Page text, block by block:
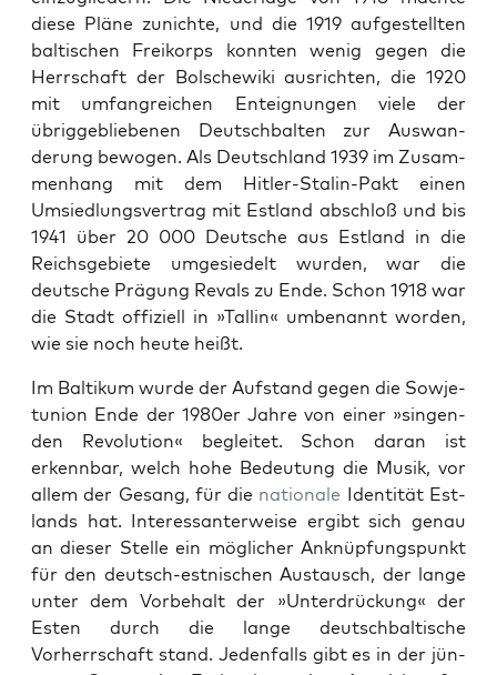
diese Pläne zunichte, und die 1919 aufgestell­ten
baltischen Freiko­rps kon­nten wenig gegen die
Herrschaft der Bolschewi­ki aus­richt­en, die 1920
mit umfan­gre­ichen Enteig­nun­gen viele der
übrigge­bliebe­nen Deutschbal­ten zur Auswan­
derung bewogen. Als Deutsch­land 1939 im Zusam­
men­hang mit dem Hitler-Stal­in-Pakt einen
Umsied­lungsver­trag mit Est­land abschloß und bis
1941 über 20 000 Deutsche aus Est­land in die
Reichs­ge­bi­ete umge­siedelt wur­den, war die
deutsche Prä­gung Revals zu Ende. Schon 1918 war
die Stadt offiziell in »Tallin« umbe­nan­nt wor­den,
wie sie noch heute heißt.
Im Baltikum wurde der Auf­s­tand gegen die Sow­je­
tu­nion Ende der 1980er Jahre von ein­er »sin­gen­
den Rev­o­lu­tion« begleit­et. Schon daran ist
erkennbar, welch hohe Bedeu­tung die Musik, vor
allem der Gesang, für die nationale Iden­tität Est­
lands hat. Inter­es­san­ter­weise ergibt sich genau
an dieser Stelle ein möglich­er Anknüp­fungspunkt
für den deutsch-est­nis­chen Aus­tausch, der lange
unter dem Vor­be­halt der »Unter­drück­ung« der
Esten durch die lange deutschbaltische
Vorherrschaft stand. Jeden­falls gibt es in der jün­